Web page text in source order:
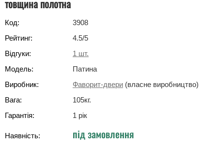
товщина полотна
Код:
3908
Рейтинг:
4.5/5
Відгуки:
1 шт.
Модель:
Патина
Виробник:
Фаворит-двери (власне виробництво)
Вага:
105кг.
Гарантія:
1 рік
Наявність: під замовлення